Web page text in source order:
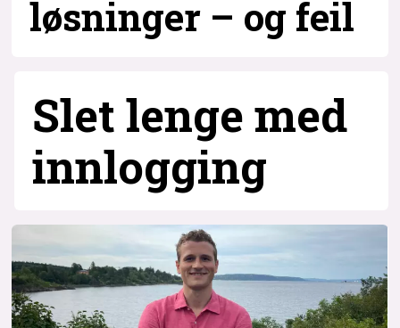
løsninger – og feil
Slet lenge med
inn­logging